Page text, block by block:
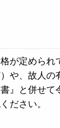
が定められ
や、故人の
』と併せて
ださい。